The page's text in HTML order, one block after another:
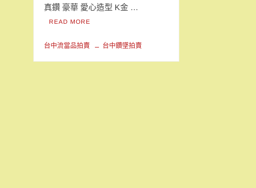
真鑽 豪華 愛心造型 K金 …
READ MORE
台中流當品拍賣 台中鑽墜拍賣